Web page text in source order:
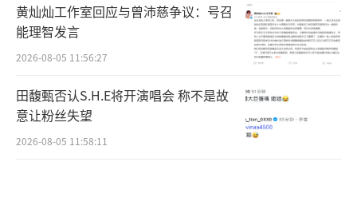
黄灿灿工作室回应与曾沛慈争议：号召
能理智发言
2026-08-05 11:56:27
田馥甄否认S.H.E将开演唱会 称不是故
意让粉丝失望
2026-08-05 11:58:11